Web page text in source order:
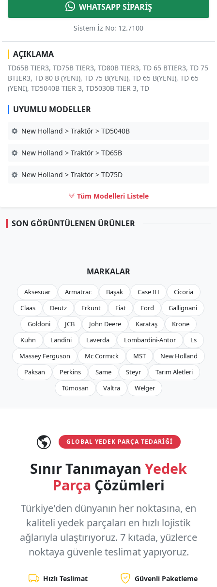
WHATSAPP SİPARİŞ
Sistem İz No: 12.7100
AÇIKLAMA
TD65B TIER3, TD75B TIER3, TD80B TIER3, TD 65 BTIER3, TD 75
BTIER3, TD 80 B (YENI), TD 75 B(YENI), TD 65 B(YENI), TD 65
(YENI), TD5040B TIER 3, TD5030B TIER 3, TD
UYUMLU MODELLER
New Holland > Traktör > TD5040B
New Holland > Traktör > TD65B
New Holland > Traktör > TD75D
Tüm Modelleri Listele
SON GÖRÜNTÜLENEN ÜRÜNLER
MARKALAR
Aksesuar Armatrac Başak Case IH
Cicoria
Claas
Deutz Erkunt Fiat Ford
Gallignani
Goldoni
JCB John Deere Karataş
Krone
Kuhn
Landini Laverda Lombardini-Antor
Ls
Massey Ferguson
Mc Cormıck MST
New Holland
Paksan
Perkins Same Steyr
Tarım Aletleri
Tümosan
Valtra Welger
GLOBAL YEDEK PARÇA TEDARIĞI
Sınır Tanımayan Yedek
Parça Çözümleri
Türkiye'den dünyanın her noktasına, en
kaliteli yedek parçaları en hızlı lojistik
ağlarıyla ulaştırıyoruz. 7 kıtada, yüzlerce
noktaya güvenle teslimat yapıyoruz.
Hızlı Teslimat Güvenli Paketleme